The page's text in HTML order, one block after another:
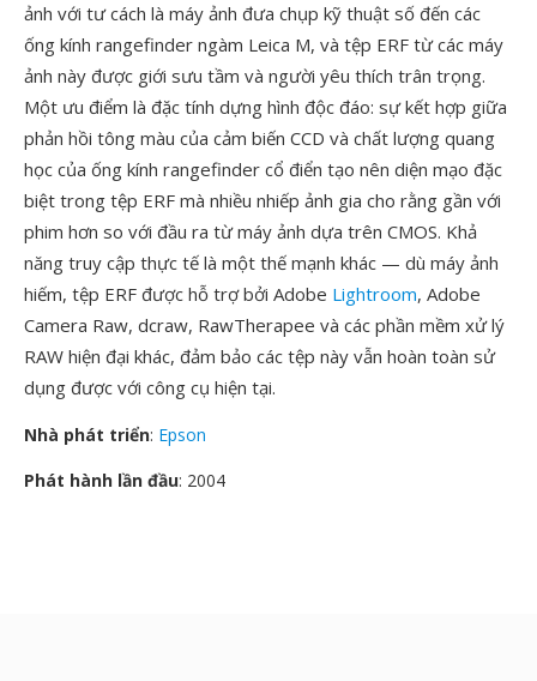
ảnh với tư cách là máy ảnh đưa chụp kỹ thuật số đến các
ống kính rangefinder ngàm Leica M, và tệp ERF từ các máy
ảnh này được giới sưu tầm và người yêu thích trân trọng.
Một ưu điểm là đặc tính dựng hình độc đáo: sự kết hợp giữa
phản hồi tông màu của cảm biến CCD và chất lượng quang
học của ống kính rangefinder cổ điển tạo nên diện mạo đặc
biệt trong tệp ERF mà nhiều nhiếp ảnh gia cho rằng gần với
phim hơn so với đầu ra từ máy ảnh dựa trên CMOS. Khả
năng truy cập thực tế là một thế mạnh khác — dù máy ảnh
hiếm, tệp ERF được hỗ trợ bởi Adobe Lightroom, Adobe
Camera Raw, dcraw, RawTherapee và các phần mềm xử lý
RAW hiện đại khác, đảm bảo các tệp này vẫn hoàn toàn sử
dụng được với công cụ hiện tại.
Nhà phát triển: Epson
Phát hành lần đầu: 2004